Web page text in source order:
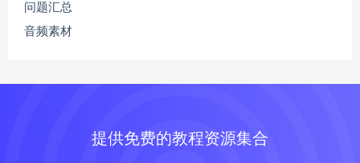
问题汇总
音频素材
提供免费的教程资源集合